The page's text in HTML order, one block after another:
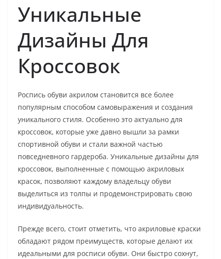
Уникальные
Дизайны Для
Кроссовок
Роспись обуви акрилом становится все более
популярным способом самовыражения и создания
уникального стиля. Особенно это актуально для
кроссовок, которые уже давно вышли за рамки
спортивной обуви и стали важной частью
повседневного гардероба. Уникальные дизайны для
кроссовок, выполненные с помощью акриловых
красок, позволяют каждому владельцу обуви
выделиться из толпы и продемонстрировать свою
индивидуальность.
Прежде всего, стоит отметить, что акриловые краски
обладают рядом преимуществ, которые делают их
идеальными для росписи обуви. Они быстро сохнут,